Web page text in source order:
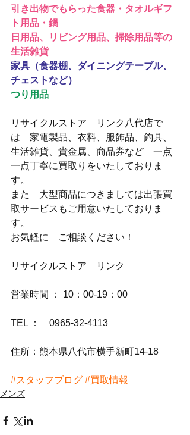
引き出物でもらった食器・タオルギフ
ト用品・鍋
日用品、リビング用品、掃除用品等の
生活雑貨
家具（食器棚、ダイニングテーブル、
チェストなど）
つり用品
リサイクルストア　リンク八代店で
は　家電製品、衣料、服飾品、釣具、
生活雑貨、貴金属、商品券など　一点
一点丁寧に買取りをいたしておりま
す。
また　大型商品につきましては出張買
取サービスもご用意いたしておりま
す。
お気軽に　ご相談ください！
リサイクルストア　リンク
営業時間 ： 10：00-19：00
TEL ：　0965-32-4113
住所：熊本県八代市横手新町14-18
#スタッフブログ #買取情報
メンズ